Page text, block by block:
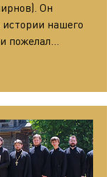
Он
истории нашего
пожелал…